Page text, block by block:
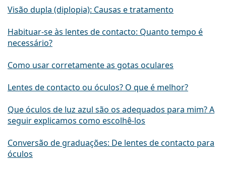
Visão dupla (diplopia): Causas e tratamento
Habituar-se às lentes de contacto: Quanto tempo é
necessário?
Como usar corretamente as gotas oculares
Lentes de contacto ou óculos? O que é melhor?
Que óculos de luz azul são os adequados para mim? A
seguir explicamos como escolhê-los
Conversão de graduações: De lentes de contacto para
óculos